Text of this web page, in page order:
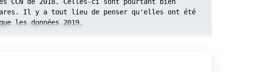
Il y a tout lieu de penser qu'elles ont été
les données 2019.